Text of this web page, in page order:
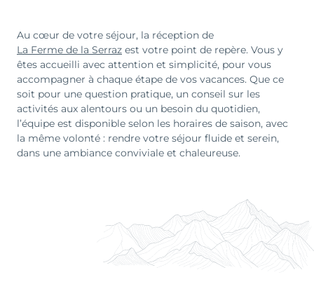
Au cœur de votre séjour, la réception de
La Ferme de la Serraz est votre point de repère. Vous y
êtes accueilli avec attention et simplicité, pour vous
accompagner à chaque étape de vos vacances. Que ce
soit pour une question pratique, un conseil sur les
activités aux alentours ou un besoin du quotidien,
l’équipe est disponible selon les horaires de saison, avec
la même volonté : rendre votre séjour fluide et serein,
dans une ambiance conviviale et chaleureuse.